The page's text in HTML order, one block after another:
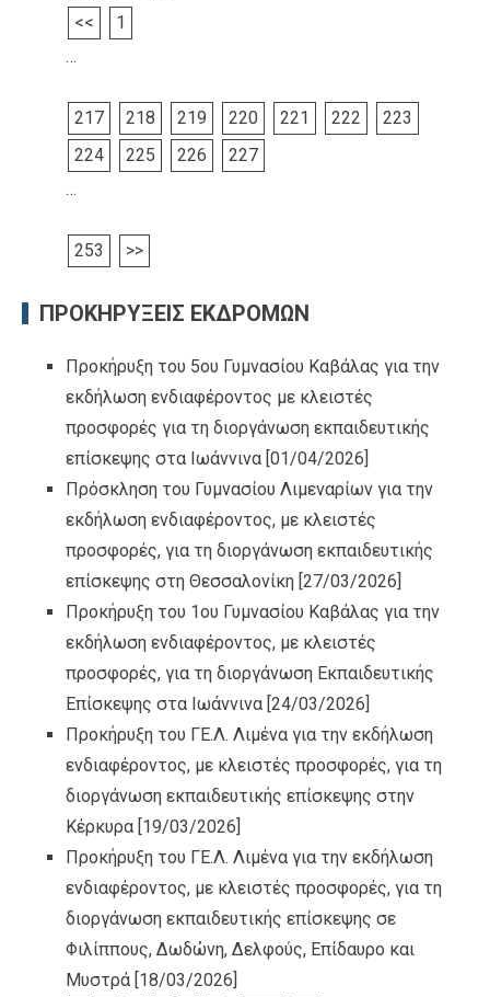
<<
1
…
217 218 219 220 221 222
223
224
225 226
227
…
253 >>
ΠΡΟΚΗΡΥΞΕΙΣ ΕΚΔΡΟΜΩΝ
Προκήρυξη του 5ου Γυμνασίου Καβάλας για την
εκδήλωση ενδιαφέροντος με κλειστές
προσφορές για τη διοργάνωση εκπαιδευτικής
επίσκεψης στα Ιωάννινα [01/04/2026]
Πρόσκληση του Γυμνασίου Λιμεναρίων για την
εκδήλωση ενδιαφέροντος, με κλειστές
προσφορές, για τη διοργάνωση εκπαιδευτικής
επίσκεψης στη Θεσσαλονίκη [27/03/2026]
Προκήρυξη του 1ου Γυμνασίου Καβάλας για την
εκδήλωση ενδιαφέροντος, με κλειστές
προσφορές, για τη διοργάνωση Εκπαιδευτικής
Επίσκεψης στα Ιωάννινα [24/03/2026]
Προκήρυξη του ΓΕ.Λ. Λιμένα για την εκδήλωση
ενδιαφέροντος, με κλειστές προσφορές, για τη
διοργάνωση εκπαιδευτικής επίσκεψης στην
Κέρκυρα [19/03/2026]
Προκήρυξη του ΓΕ.Λ. Λιμένα για την εκδήλωση
ενδιαφέροντος, με κλειστές προσφορές, για τη
διοργάνωση εκπαιδευτικής επίσκεψης σε
Φιλίππους, Δωδώνη, Δελφούς, Επίδαυρο και
Μυστρά [18/03/2026]